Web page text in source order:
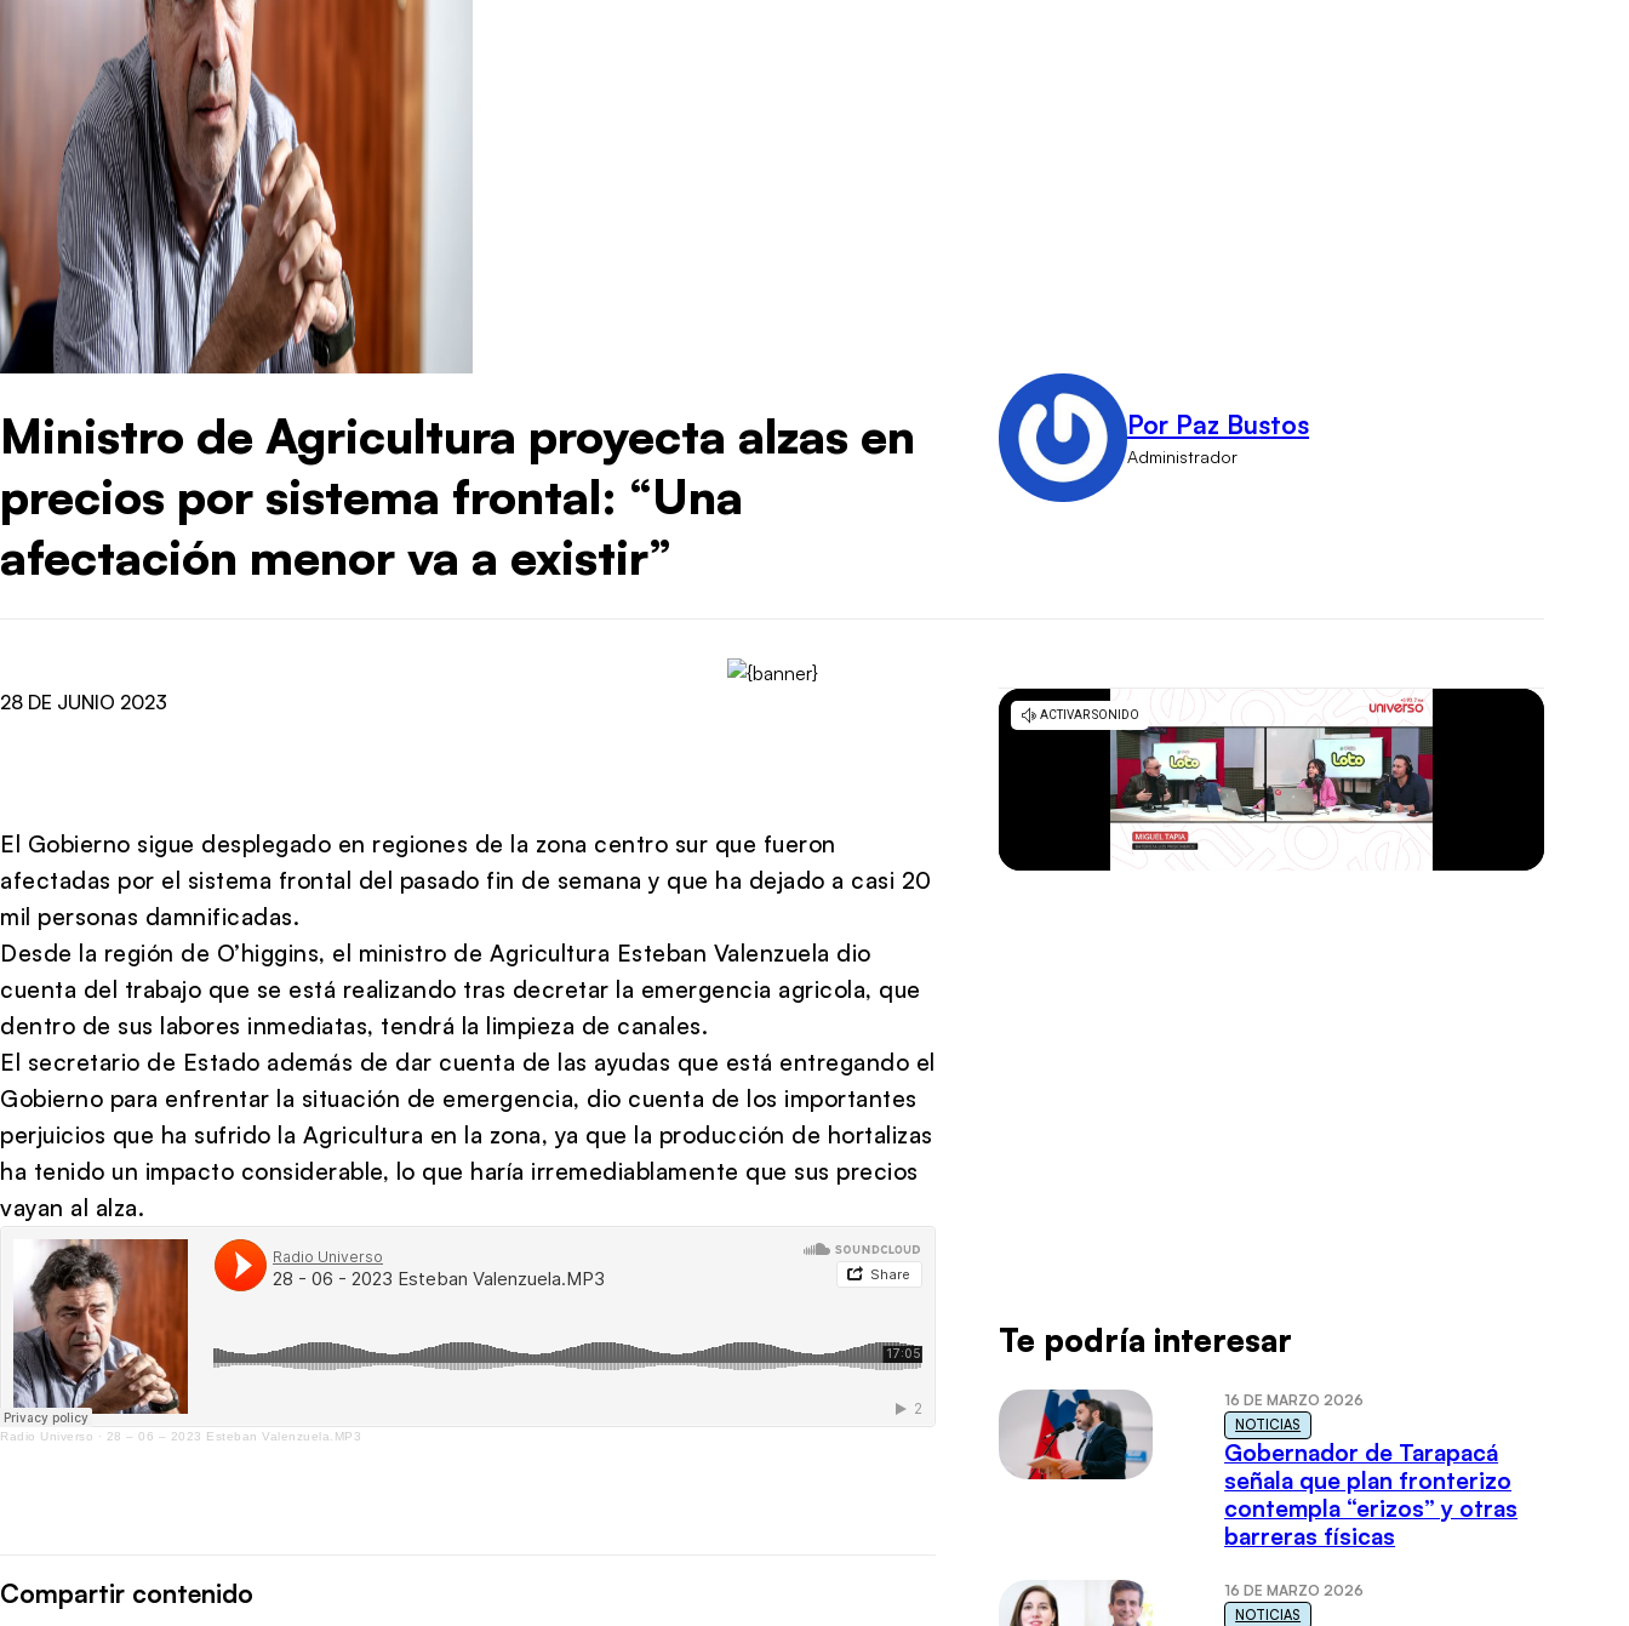
Ministro de Agricultura proyecta alzas en
precios por sistema frontal: “Una
afectación menor va a existir”
Por Paz Bustos
Administrador
28 DE JUNIO 2023
El Gobierno sigue desplegado en regiones de la zona centro sur que fueron
afectadas por el sistema frontal del pasado fin de semana y que ha dejado a casi 20
mil personas damnificadas.
Desde la región de O’higgins, el ministro de Agricultura Esteban Valenzuela dio
cuenta del trabajo que se está realizando tras decretar la emergencia agricola, que
dentro de sus labores inmediatas, tendrá la limpieza de canales.
El secretario de Estado además de dar cuenta de las ayudas que está entregando el
Gobierno para enfrentar la situación de emergencia, dio cuenta de los importantes
perjuicios que ha sufrido la Agricultura en la zona, ya que la producción de hortalizas
ha tenido un impacto considerable, lo que haría irremediablamente que sus precios
vayan al alza.
Radio Universo · 28 – 06 – 2023 Esteban Valenzuela.MP3
Compartir contenido
Te podría interesar
16 DE MARZO 2026
NOTICIAS
Gobernador de Tarapacá
señala que plan fronterizo
contempla “erizos” y otras
barreras físicas
16 DE MARZO 2026
NOTICIAS